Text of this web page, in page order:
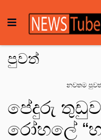
පුවත්
නවතම
පේදුරු
රෝහලේ